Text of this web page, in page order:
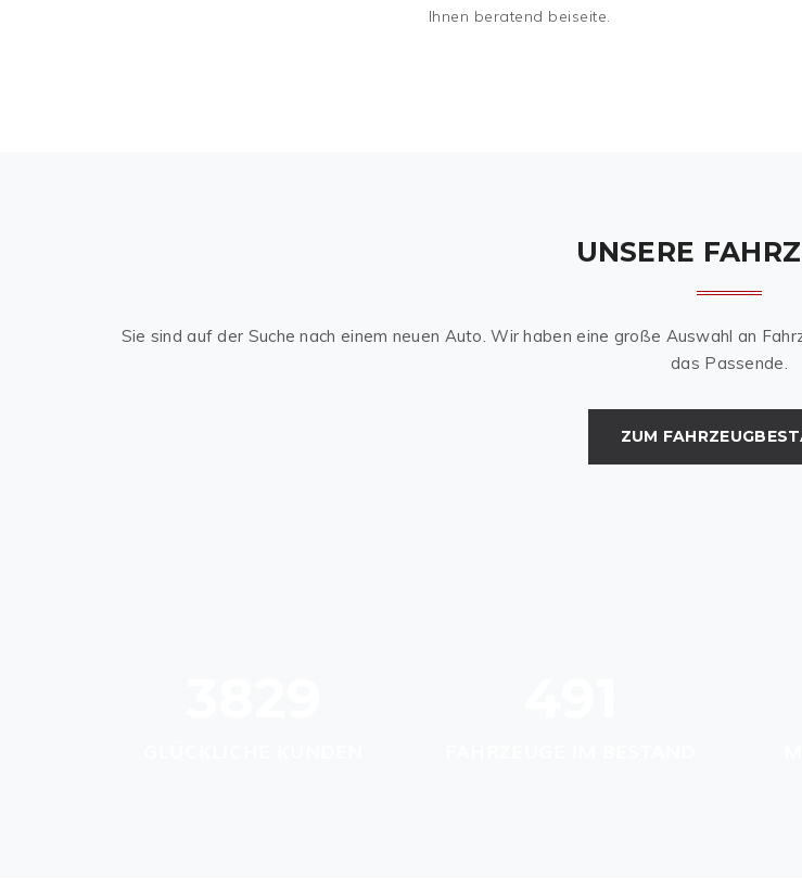
Ihnen beratend beiseite.
UNSERE
Sie sind auf der Suche nach einem neuen Auto. Wir haben eine große Auswahl an
das Passende.
ZUM